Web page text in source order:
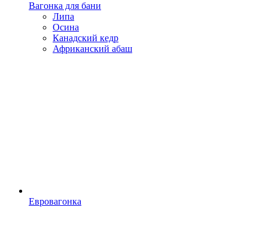
Вагонка для бани
Липа
Осина
Канадский кедр
Африканский абаш
Евровагонка